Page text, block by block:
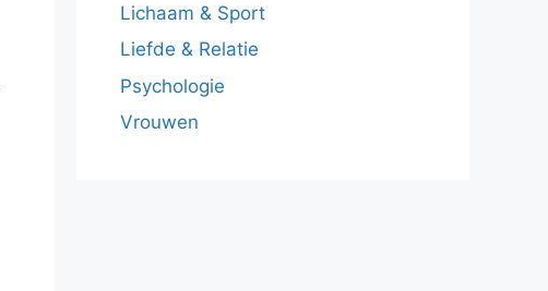
Lichaam & Sport
Liefde & Relatie
Psychologie
Vrouwen